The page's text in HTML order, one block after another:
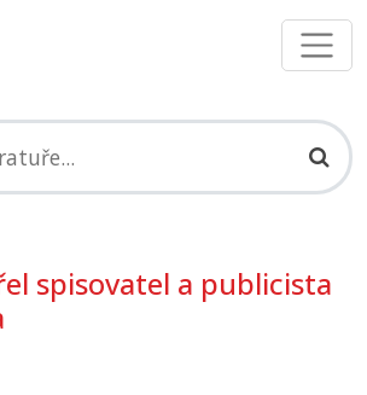
spisovatel a publicista